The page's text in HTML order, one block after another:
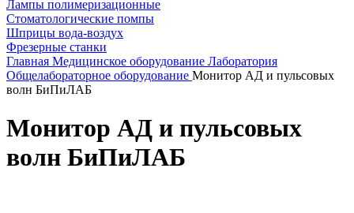
Лампы полимеризационные
Стоматологические помпы
Шприцы вода-воздух
Фрезерные станки
Главная Медицинское оборудование Лаборатория
Общелабораторное оборудование Монитор АД и пульсовых
волн БиПиЛАБ
Монитор АД и пульсовых
волн БиПиЛАБ